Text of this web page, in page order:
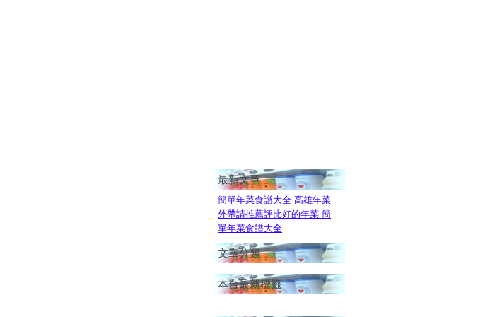
最新文章
簡單年菜食譜大全 高雄年菜
外帶請推薦評比好的年菜 簡
單年菜食譜大全
文章分類
本台最新標籤